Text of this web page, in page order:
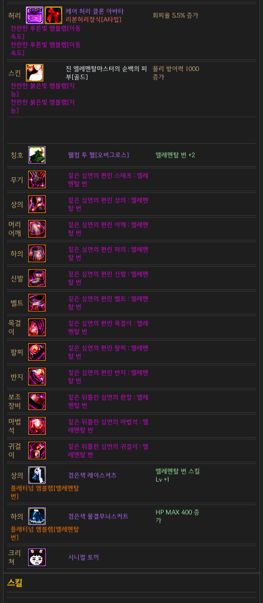
허리
레어 허리 클론 아바타
리본허리장식[A타입]
회피율 5.5% 증가
찬란한 푸른빛 엠블렘[이동
속도]
찬란한 푸른빛 엠블렘[이동
속도]
스킨
진 엘레멘탈마스터의 순백의 피
부[골드]
물리 방어력 1000
증가
찬란한 붉은빛 엠블렘[지
능]
찬란한 붉은빛 엠블렘[지
능]
칭호 웰컴 투 헬[오버그로스] 엘레멘탈 번 +2
무기
짙은 심연의 편린 스태프 : 엘레
멘탈 번
상의
짙은 심연의 편린 상의 : 엘레멘
탈 번
머리
어깨
짙은 심연의 편린 어깨 : 엘레멘
탈 번
하의
짙은 심연의 편린 하의 : 엘레멘
탈 번
신발
짙은 심연의 편린 신발 : 엘레멘
탈 번
벨트
짙은 심연의 편린 벨트 : 엘레멘
탈 번
목걸
이
짙은 심연의 편린 목걸이 : 엘레
멘탈 번
팔찌
짙은 심연의 편린 팔찌 : 엘레멘
탈 번
반지
짙은 심연의 편린 반지 : 엘레멘
탈 번
보조
장비
짙은 뒤틀린 심연의 완장 : 엘레
멘탈 번
마법
석
짙은 뒤틀린 심연의 마법석 : 엘
레멘탈 번
귀걸
이
짙은 뒤틀린 심연의 귀걸이 : 엘
레멘탈 번
상의 검은색 레이스셔츠
엘레멘탈 번 스킬
Lv +1
플래티넘 엠블렘[엘레멘탈
번]
하의 검은색 물결무늬스커트
HP MAX 400 증
가
플래티넘 엠블렘[엘레멘탈
번]
크리
쳐
시니컬 토끼